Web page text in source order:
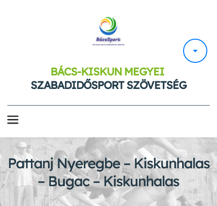
SZABADIDŐSPORT SZÖVETSÉG
Pattanj Nyeregbe – Kiskunhalas
– Bugac – Kiskunhalas